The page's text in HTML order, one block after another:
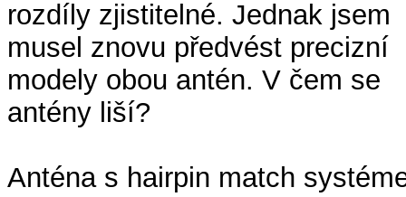
rozdíly zjistitelné. Jednak jsem
musel znovu předvést precizní
modely obou antén. V čem se
antény liší?
Anténa s hairpin match